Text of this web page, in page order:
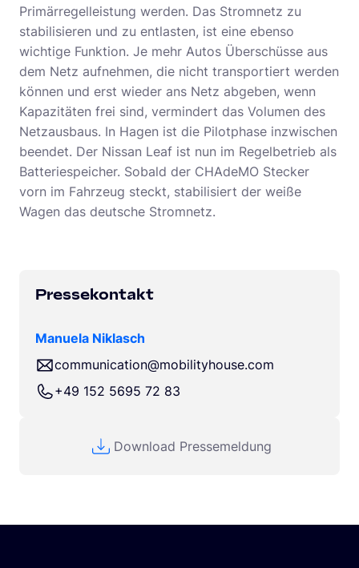
Primärregelleistung werden. Das Stromnetz zu
stabilisieren und zu entlasten, ist eine ebenso
wichtige Funktion. Je mehr Autos Überschüsse aus
dem Netz aufnehmen, die nicht transportiert werden
können und erst wieder ans Netz abgeben, wenn
Kapazitäten frei sind, vermindert das Volumen des
Netzausbaus. In Hagen ist die Pilotphase inzwischen
beendet. Der Nissan Leaf ist nun im Regelbetrieb als
Batteriespeicher. Sobald der CHAdeMO Stecker
vorn im Fahrzeug steckt, stabilisiert der weiße
Wagen das deutsche Stromnetz.
Pressekontakt
Manuela Niklasch
communication@mobilityhouse.com
+49 152 5695 72 83
Download Pressemeldung